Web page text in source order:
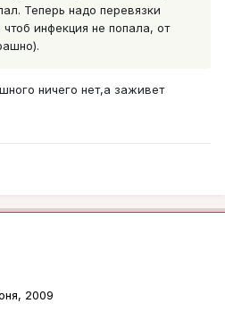
Теперь надо перевязки
инфекция не попала, от
ничего нет,а заживет
2009